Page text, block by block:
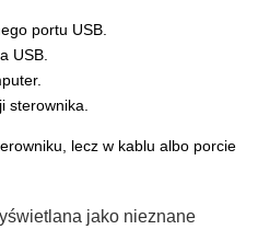
portu USB.
USB.
sterownika.
lecz w kablu albo porcie
jako nieznane